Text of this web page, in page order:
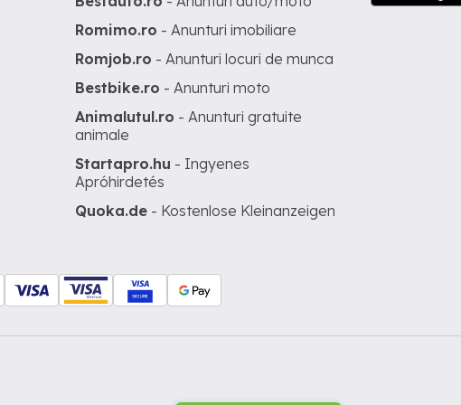
Romimo.ro - Anunturi imobiliare
Romjob.ro - Anunturi locuri de munca
Bestbike.ro - Anunturi moto
Animalutul.ro - Anunturi gratuite
animale
Startapro.hu - Ingyenes
Apróhirdetés
Quoka.de - Kostenlose Kleinanzeigen